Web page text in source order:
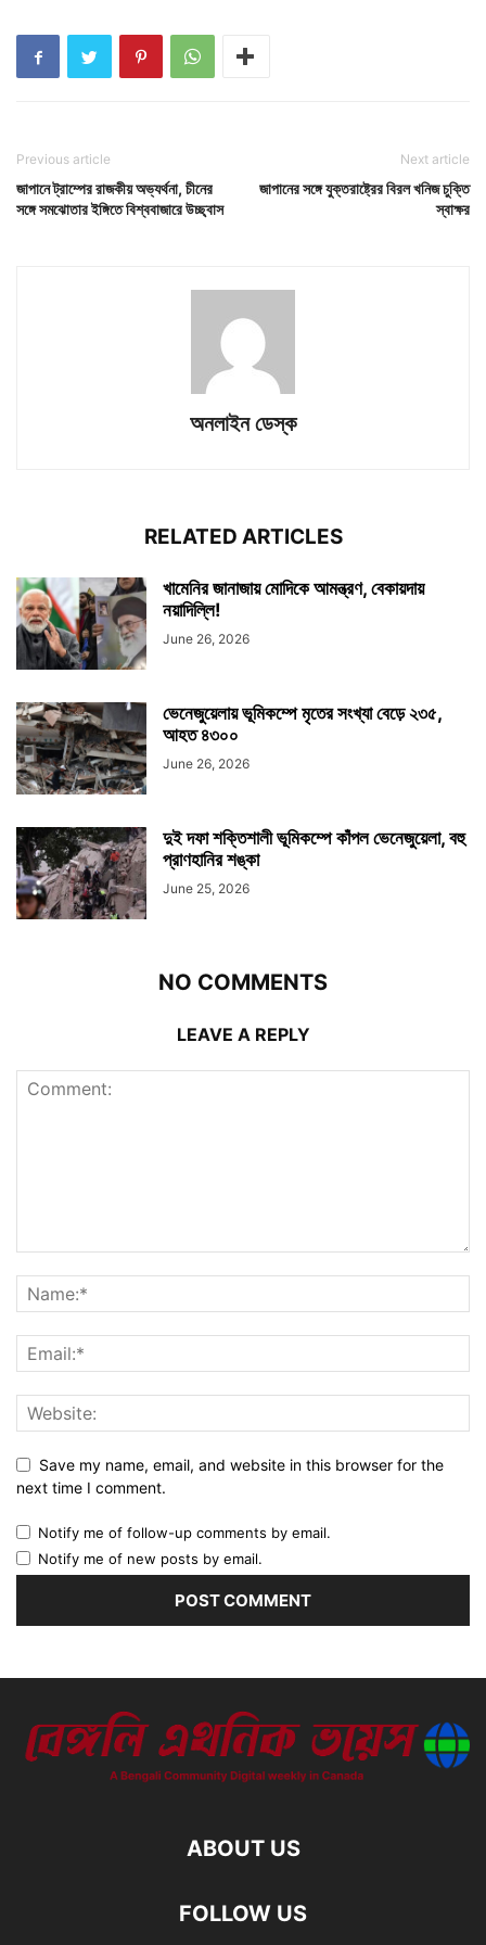
Previous article
জাপানে ট্রাম্পের রাজকীয় অভ্যর্থনা, চীনের
সঙ্গে সমঝোতার ইঙ্গিতে বিশ্ববাজারে উচ্ছ্বাস
Next article
জাপানের সঙ্গে যুক্তরাষ্ট্রের বিরল খনিজ চুক্তি
স্বাক্ষর
অনলাইন ডেস্ক
RELATED ARTICLES
খামেনির জানাজায় মোদিকে আমন্ত্রণ, বেকায়দায়
নয়াদিল্লি!
June 26, 2026
ভেনেজুয়েলায় ভূমিকম্পে মৃতের সংখ্যা বেড়ে ২৩৫,
আহত ৪৩০০
June 26, 2026
দুই দফা শক্তিশালী ভূমিকম্পে কাঁপল ভেনেজুয়েলা, বহু
প্রাণহানির শঙ্কা
June 25, 2026
NO COMMENTS
LEAVE A REPLY
Save my name, email, and website in this browser for the
next time I comment.
Notify me of follow-up comments by email.
Notify me of new posts by email.
ABOUT US
FOLLOW US